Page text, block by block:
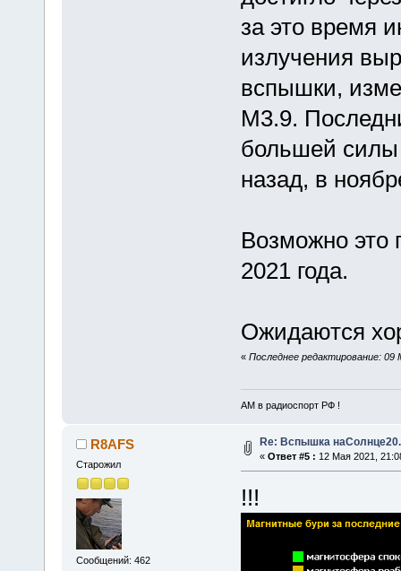
за это время
излучения
вспышки,
М3.9.
большей силы
назад, в
Возможно это
2021 года.
Ожидаются
« Последнее редактирование: 09
АМ в радиоспорт РФ !
R8AFS
Старожил
Сообщений: 462
Re: Вспышка
« Ответ #5 : 12 Мая 2021,
!!!